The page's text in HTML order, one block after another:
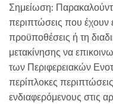
Σημείωση:
περιπτώσεις που έχουν
προϋποθέσεις ή τη
μετακίνησης να
των Περιφερειακών
περίπλοκες
ενδιαφερόμενους στις